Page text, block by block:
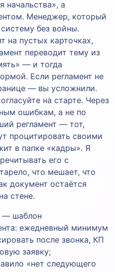
начальства», а
Менеджер, который
систему без войны.
на пустых карточках,
переводит тему из
— и тогда
Если регламент не
— вы усложнили.
на старте. Через
ошибкам, а не по
регламент — тот,
процитировать своими
в папке «кадры». Я
его с
что мешает, что
документ остаётся
стене.
— шаблон
ежедневный минимум
после звонка, КП
заявку;
«нет следующего